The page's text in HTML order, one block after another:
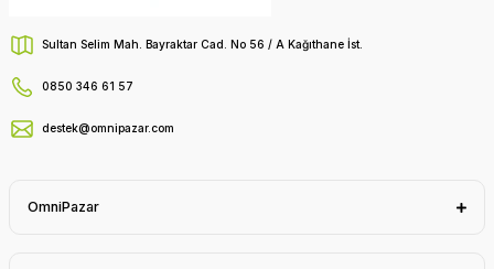
Sultan Selim Mah. Bayraktar Cad. No 56 / A Kağıthane İst.
0850 346 61 57
destek@omnipazar.com
OmniPazar